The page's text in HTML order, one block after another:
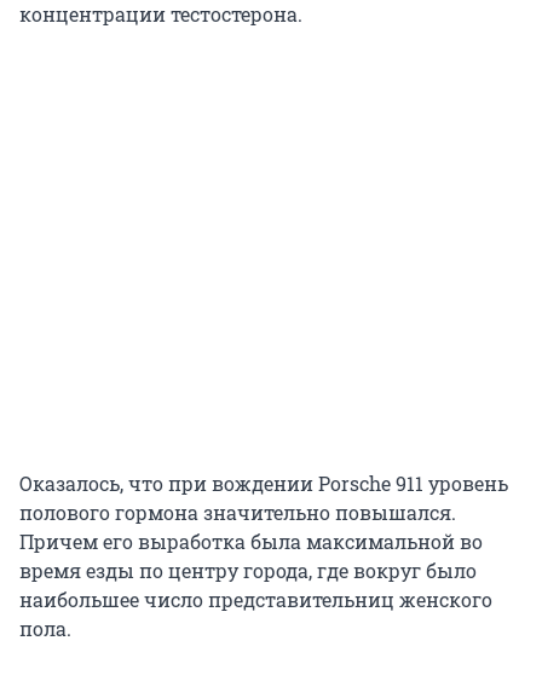
концентрации тестостерона.
Оказалось, что при вождении Porsche 911 уровень
полового гормона значительно повышался.
Причем его выработка была максимальной во
время езды по центру города, где вокруг было
наибольшее число представительниц женского
пола.